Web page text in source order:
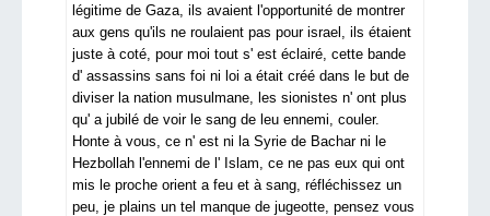
légitime de Gaza, ils avaient l'opportunité de montrer
aux gens qu'ils ne roulaient pas pour israel, ils étaient
juste à coté, pour moi tout s' est éclairé, cette bande
d' assassins sans foi ni loi a était créé dans le but de
diviser la nation musulmane, les sionistes n' ont plus
qu' a jubilé de voir le sang de leu ennemi, couler.
Honte à vous, ce n' est ni la Syrie de Bachar ni le
Hezbollah l'ennemi de l' Islam, ce ne pas eux qui ont
mis le proche orient a feu et à sang, réfléchissez un
peu, je plains un tel manque de jugeotte, pensez vous